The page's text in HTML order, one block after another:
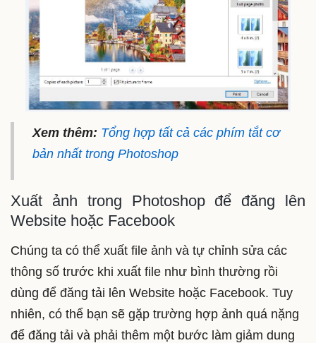
Xem thêm: Tổng hợp tất cả các phím tắt cơ
bản nhất trong Photoshop
Xuất ảnh trong Photoshop để đăng lên
Website hoặc Facebook
Chúng ta có thể xuất file ảnh và tự chỉnh sửa các
thông số trước khi xuất file như bình thường rồi
dùng để đăng tải lên Website hoặc Facebook. Tuy
nhiên, có thể bạn sẽ gặp trường hợp ảnh quá nặng
để đăng tải và phải thêm một bước làm giảm dung